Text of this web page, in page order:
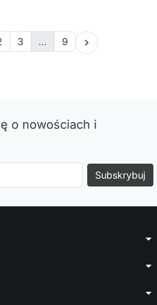
3 … 9 
o nowościach i
arrow_drop_down
arrow_drop_down
arrow_drop_down